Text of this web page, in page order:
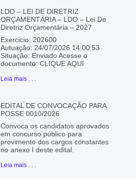
LDO – LEI DE DIRETRIZ
ORÇAMENTÁRIA – LDO – Lei De
Diretriz Orçamentária – 2027
Exercicio: 202600
Autuação: 24/07/2026 14:00:53
Situação: Enviado Acesse o
documento: CLIQUE AQUI
Leia mais . . .
EDITAL DE CONVOCAÇÃO PARA
POSSE 0010/2026
Convoca os candidatos aprovados
em concurso público para
provimento dos cargos constantes
no anexo I deste edital.
Leia mais . . .